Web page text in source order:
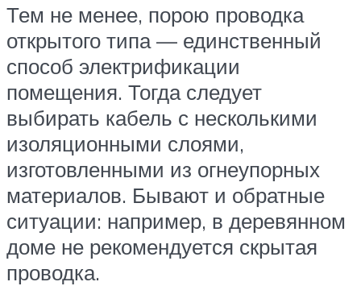
Тем не менее, порою проводка
открытого типа — единственный
способ электрификации
помещения. Тогда следует
выбирать кабель с несколькими
изоляционными слоями,
изготовленными из огнеупорных
материалов. Бывают и обратные
ситуации: например, в деревянном
доме не рекомендуется скрытая
проводка.